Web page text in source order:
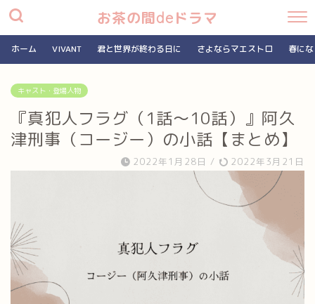
お茶の間deドラマ
ホーム VIVANT 君と世界が終わる日に さよならマエストロ 春に
キャスト・登場人物
『真犯人フラグ（1話～10話）』阿久
津刑事（コージー）の小話【まとめ】
2022年1月28日 / 2022年3月21日